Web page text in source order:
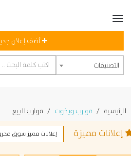
أضف إعلان جديد
التصنيفات
قوارب ويخوت قوارب للبيع
مميزة إعلانات مميز سوق محروم